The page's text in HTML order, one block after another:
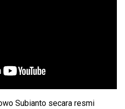
Subianto secara resmi